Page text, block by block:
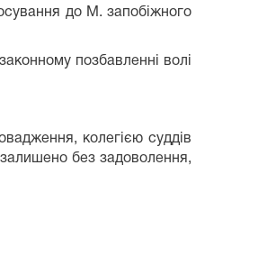
до М. запобіжного
позбавленні волі
колегією суддів
залишено без задоволення,